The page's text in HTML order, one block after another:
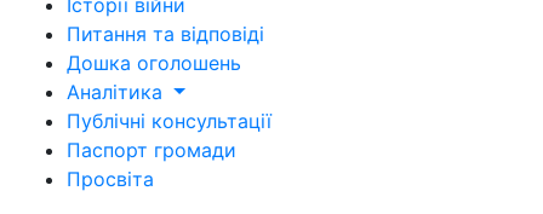
Історії війни
Питання та відповіді
Дошка оголошень
Аналітика
Публічні консультації
Паспорт громади
Просвіта